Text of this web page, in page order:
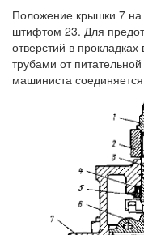
Положение крышки 7 на
штифтом 23. Для
отверстий в
трубами от
машиниста